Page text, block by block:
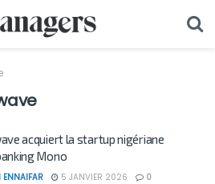
acquiert la startup nigériane
Mono
ENNAIFAR 5 JANVIER 2026 0